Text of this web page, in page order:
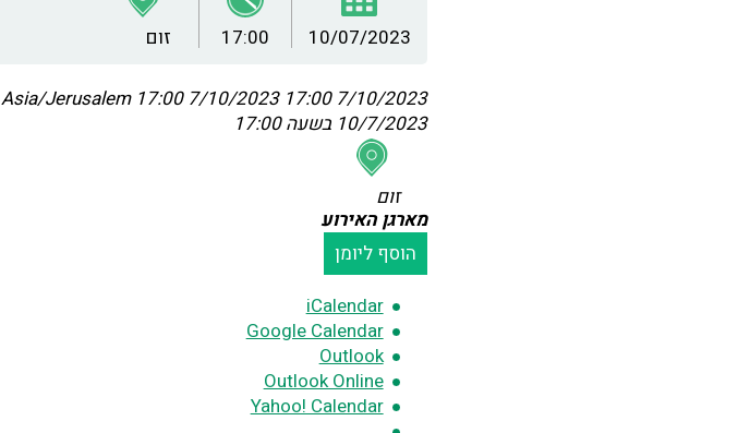
10/07/2023
17:00 זום
7/10/2023 17:00
7/10/2023 17:00
Asia/Jerusalem
10/7/2023 בשעה 17:00
זום
מארגן האירוע
הוסף ליומן
iCalendar
Google Calendar
Outlook
Outlook Online
Yahoo! Calendar